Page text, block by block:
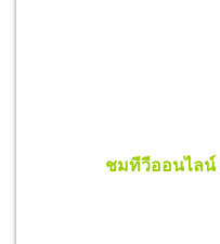
ชมทีวีออนไลน์